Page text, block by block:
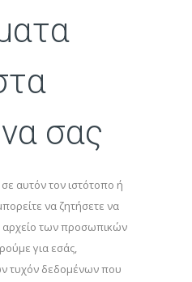
σας
αυτόν τον ιστότοπο ή
να ζητήσετε να
αρχείο των προσωπικών
για εσάς,
τυχόν δεδομένων που